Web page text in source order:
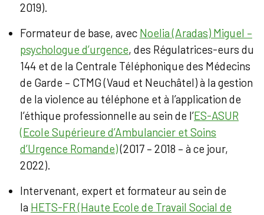
2019).
Formateur de base, avec Noelia (Aradas) Miguel –
psychologue d’urgence, des Régulatrices-eurs du
144 et de la Centrale Téléphonique des Médecins
de Garde – CTMG (Vaud et Neuchâtel) à la gestion
de la violence au téléphone et à l’application de
l’éthique professionnelle au sein de l’ES-ASUR
(Ecole Supérieure d’Ambulancier et Soins
d’Urgence Romande)(2017 – 2018 – à ce jour,
2022).
Intervenant, expert et formateur au sein de
la HETS-FR (Haute Ecole de Travail Social de